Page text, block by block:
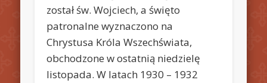
został św. Wojciech, a święto
patronalne wyznaczono na
Chrystusa Króla Wszechświata,
obchodzone w ostatnią niedzielę
listopada. W latach 1930 – 1932